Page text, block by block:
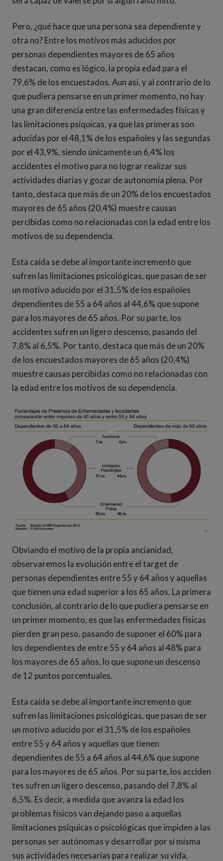
Pero, ¿qué hace que una persona sea dependiente y
otra no? Entre los motivos más aducidos por
personas dependientes mayores de 65 años
destacan, como es lógico, la propia edad para el
79,6% de los encuestados. Aun así, y al contrario de lo
que pudiera pensarse en un primer momento, no hay
una gran diferencia entre las enfermedades físicas y
las limitaciones psíquicas, ya que las primeras son
aducidas por el 48,1% de los españoles y las segundas
por el 43,9%, siendo únicamente un 6,4% los
accidentes el motivo para no lograr realizar sus
actividades diarias y gozar de autonomía plena. Por
tanto, destaca que más de un 20% de los encuestados
mayores de 65 años (20,4%) muestre causas
percibidas como no relacionadas con la edad entre los
motivos de su dependencia.
Esta caída se debe al importante incremento que
sufren las limitaciones psicológicas, que pasan de ser
un motivo aducido por el 31,5% de los españoles
dependientes de 55 a 64 años al 44,6% que supone
para los mayores de 65 años. Por su parte, los
accidentes sufren un ligero descenso, pasando del
7,8% al 6,5%. Por tanto, destaca que más de un 20%
de los encuestados mayores de 65 años (20,4%)
muestre causas percibidas como no relacionadas con
la edad entre los motivos de su dependencia.
Obviando el motivo de la propia ancianidad,
observaremos la evolución entre el target de
personas dependientes entre 55 y 64 años y aquellas
que tienen una edad superior a los 65 años. La primera
conclusión, al contrario de lo que pudiera pensarse en
un primer momento, es que las enfermedades físicas
pierden gran peso, pasando de suponer el 60% para
los dependientes de entre 55 y 64 años al 48% para
los mayores de 65 años, lo que supone un descenso
de 12 puntos porcentuales.
Esta caída se debe al importante incremento que
sufren las limitaciones psicológicas, que pasan de ser
un motivo aducido por el 31,5% de los españoles
entre 55 y 64 años y aquellas que tienen
dependientes de 55 a 64 años al 44,6% que supone
para los mayores de 65 años. Por su parte, los acciden
tes sufren un ligero descenso, pasando del 7,8% al
6,5%. Es decir, a medida que avanza la edad los
problemas físicos van dejando paso a aquellas
limitaciones psíquicas o psicológicas que impiden a las
personas ser autónomas y desarrollar por si misma
sus actividades necesarias para realizar su vida.